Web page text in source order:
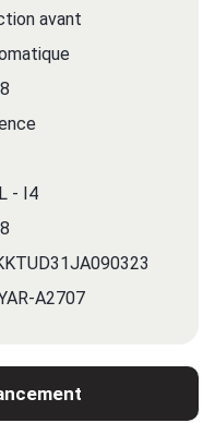
avant
- I4
A2707